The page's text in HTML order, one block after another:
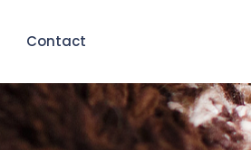
Contact